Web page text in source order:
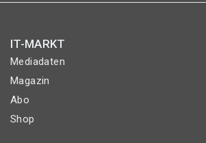
IT-MARKT
Mediadaten
Magazin
Abo
Shop